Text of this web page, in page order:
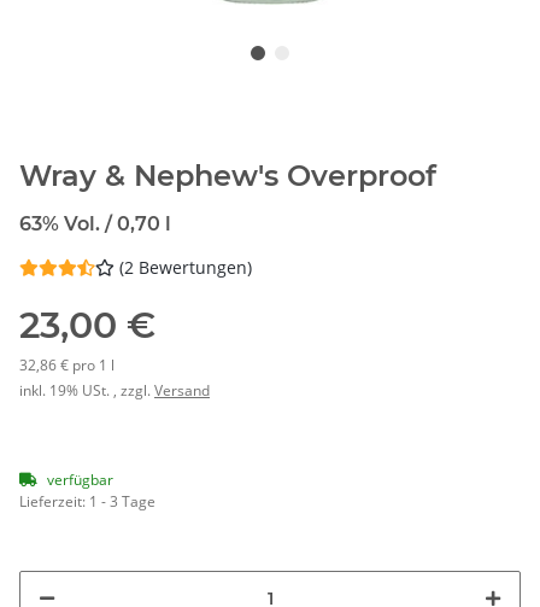
Wray & Nephew's Overproof
63% Vol. / 0,70 l
(2 Bewertungen)
23,00 €
32,86 € pro 1 l
inkl. 19% USt. , zzgl.Versand
verfügbar
Lieferzeit: 1 - 3 Tage